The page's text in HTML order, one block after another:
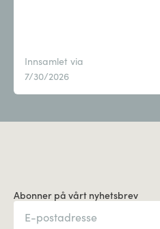
Innsamlet via
7/30/2026
Abonner på vårt nyhetsbrev